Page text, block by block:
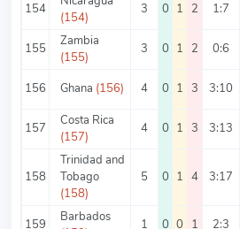
154
(154)
3 0 1 2 1:7
155
Zambia
(155)
3 0 1 2 0:6
156 Ghana (156) 4 0 1 3 3:10
157
Costa Rica
(157)
4 0 1 3 3:13
158
Trinidad and
Tobago
(158)
5 0 1 4 3:17
159
Barbados
1 0 0 1 2:3